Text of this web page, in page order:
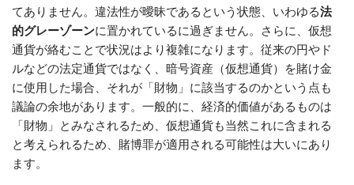
てありません。違法性が曖昧であるという状態、いわゆる法
的グレーゾーンに置かれているに過ぎません。さらに、仮想
通貨が絡むことで状況はより複雑になります。従来の円やド
ルなどの法定通貨ではなく、暗号資産（仮想通貨）を賭け金
に使用した場合、それが「財物」に該当するのかという点も
議論の余地があります。一般的に、経済的価値があるものは
「財物」とみなされるため、仮想通貨も当然これに含まれる
と考えられるため、賭博罪が適用される可能性は大いにあり
ます。